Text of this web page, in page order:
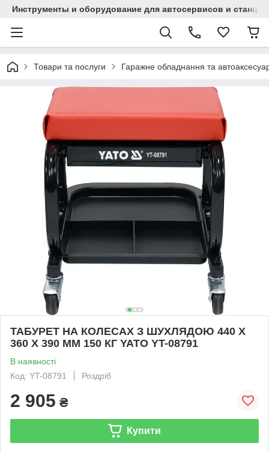
Инструменты и оборудование для автосервисов и
Товари та послуги Гаражне обладнання та
ТАБУРЕТ НА КОЛЕСАХ З ШУХЛЯДОЮ 440 X
360 X 390 ММ 150 КГ YATO YT-08791
В наявності
Код: YT-08791
Роздріб
2 905 ₴
Купити